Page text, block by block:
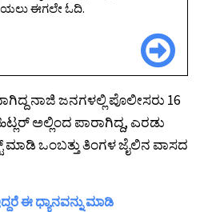
ಈಗಲೇ ಓದಿ.
ನಾಜಿ ಜನಗಳಲ್ಲಿ ಪೊಲೀಸರು 16
ಅಲ್ಲಿಂದ ಪಾರಾಗಿದ್ದ, ಎರಡು
ಒಂಬತ್ತು ತಿಂಗಳ ಜೈಲಿನ ವಾಸದ
ಈ ಧ್ಯಾನವನ್ನು ಮಾಡಿ